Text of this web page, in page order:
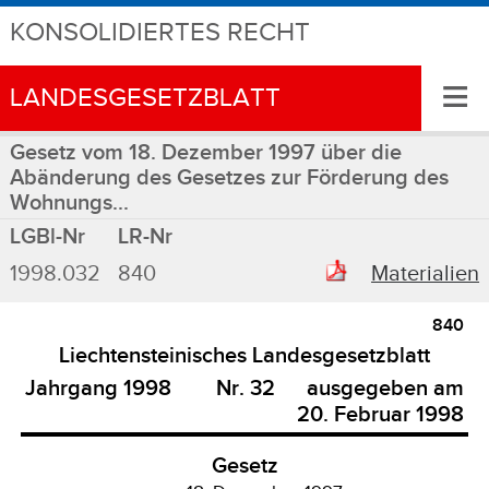
KONSOLIDIERTES RECHT
LANDESGESETZBLATT ≡
Gesetz vom 18. Dezember 1997 über die
Abänderung des Gesetzes zur Förderung des
Wohnungs...
LGBl-Nr
LR-Nr
1998.032
840 Materialien